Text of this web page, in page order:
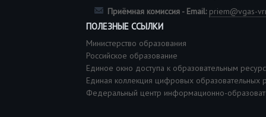
Приёмная комиссия - Email: priem@vgas-
ПОЛЕЗНЫЕ ССЫЛКИ
Министерство образования
Российское образование
Единое окно доступа к образовательным
Единая коллекция цифровых образовательных
Федеральный центр информационно-